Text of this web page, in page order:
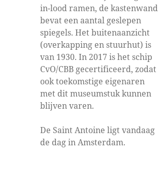
in-lood ramen, de kastenwand
bevat een aantal geslepen
spiegels. Het buitenaanzicht
(overkapping en stuurhut) is
van 1930. In 2017 is het schip
CvO/CBB gecertificeerd, zodat
ook toekomstige eigenaren
met dit museumstuk kunnen
blijven varen.
De Saint Antoine ligt vandaag
de dag in Amsterdam.